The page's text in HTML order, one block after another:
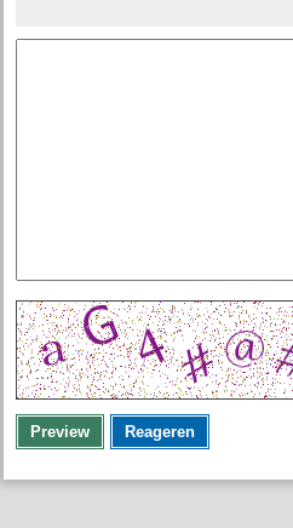
Preview Reageren